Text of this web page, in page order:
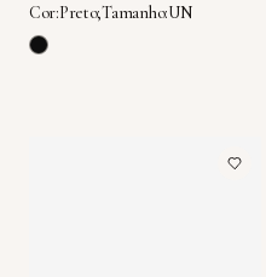
Cor:Preto;Tamanho:UN